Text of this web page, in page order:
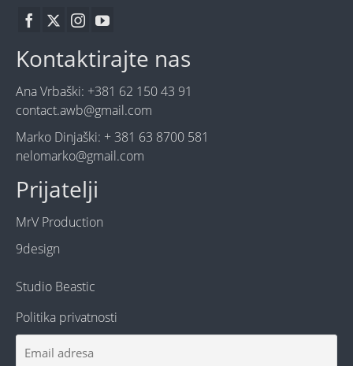
Kontaktirajte nas
Ana Vrbaški: +381 62 150 43 91
contact.awb@gmail.com
Marko Dinjaški: + 381 63 8700 581
nelomarko@gmail.com
Prijatelji
MrV Production
9design
Studio Beastic
Politika privatnosti